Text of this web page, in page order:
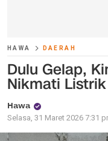
HAWA DAERAH
Dulu Gelap,
Nikmati Listrik
Hawa
Selasa, 31 Maret 2026 7:31